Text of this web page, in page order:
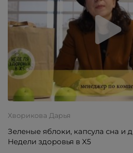
Хворикова Дарья
Зеленые яблоки, капсула сна и
Недели здоровья в X5